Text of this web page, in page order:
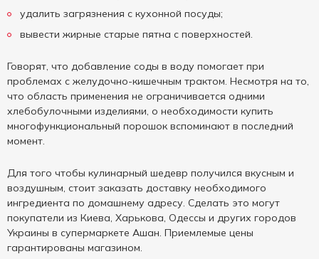
удалить загрязнения с кухонной посуды;
вывести жирные старые пятна с поверхностей.
Говорят, что добавление соды в воду помогает при
проблемах с желудочно-кишечным трактом. Несмотря на то,
что область применения не ограничивается одними
хлебобулочными изделиями, о необходимости купить
многофункциональный порошок вспоминают в последний
момент.
Для того чтобы кулинарный шедевр получился вкусным и
воздушным, стоит заказать доставку необходимого
ингредиента по домашнему адресу. Сделать это могут
покупатели из Киева, Харькова, Одессы и других городов
Украины в супермаркете Ашан. Приемлемые цены
гарантированы магазином.